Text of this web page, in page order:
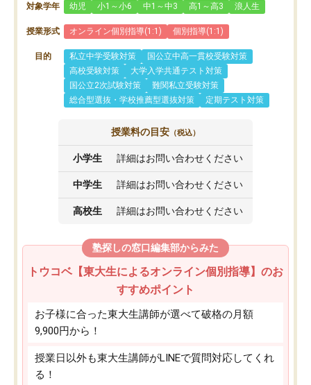
対象学年 幼児 小1～小6 中1～中3 高1～高3 浪人生
授業形式 オンライン個別指導(1:1) 個別指導(1:1)
目的 私立中学受験対策
国公立中高一貫校受験対策
高校受験対策
大学入学共通テスト対策
国公立2次試験対策
難関私立受験対策
総合型選抜・学校推薦型選抜対策
定期テスト対策
授業料の目安 （税込）
小学生 詳細はお問い合わせください
中学生 詳細はお問い合わせください
高校生 詳細はお問い合わせください
塾探しの窓口編集部からみた
トウコベ【東大生によるオンライン個別指導】のお
すすめポイント
お子様に合った東大生講師が選べて破格の月額
9,900円から！
授業日以外も東大生講師がLINEで質問対応してくれ
る！